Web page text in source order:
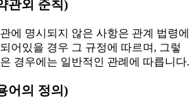
관외 준칙)
에 명시되지 않은 사항은 관계 법령에
어있을 경우 그 규정에 따르며, 그렇
경우에는 일반적인 관례에 따릅니다.
어의 정의)